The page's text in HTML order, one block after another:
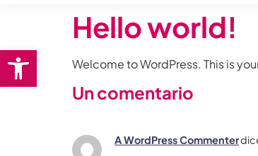
Abrir barra de herramientas
Hello world!
Welcome to WordPress. This is
Un comentario
A WordPress Commenter